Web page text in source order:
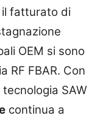
il fatturato di
OEM si sono
RF FBAR. Con
SAW
continua a